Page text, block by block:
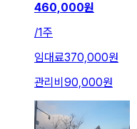
460,000원
/1주
임대료370,000원
관리비 90,000원